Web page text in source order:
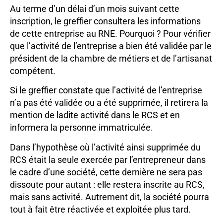
Au terme d’un délai d’un mois suivant cette
inscription, le greffier consultera les informations
de cette entreprise au RNE. Pourquoi ? Pour vérifier
que l’activité de l’entreprise a bien été validée par le
président de la chambre de métiers et de l’artisanat
compétent.
Si le greffier constate que l’activité de l’entreprise
n’a pas été validée ou a été supprimée, il retirera la
mention de ladite activité dans le RCS et en
informera la personne immatriculée.
Dans l’hypothèse où l’activité ainsi supprimée du
RCS était la seule exercée par l’entrepreneur dans
le cadre d’une société, cette dernière ne sera pas
dissoute pour autant : elle restera inscrite au RCS,
mais sans activité. Autrement dit, la société pourra
tout à fait être réactivée et exploitée plus tard.